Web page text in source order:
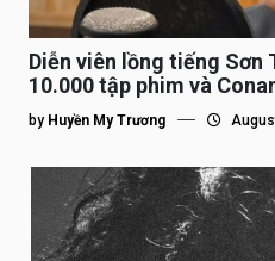
Diễn viên lồng tiếng Sơn
10.000 tập phim và
lâu nhất”
by Huyền My Trương